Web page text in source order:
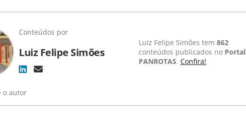
Conteúdos por
Luiz Felipe Simões
Luiz Felipe Simões tem 862
conteúdos publicados no Portal
PANROTAS. Confira!
o autor